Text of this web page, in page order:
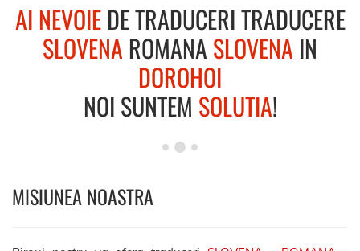
AI NEVOIEDE TRADUCERI TRADUCERE
SLOVENA ROMANA SLOVENA IN
DOROHOI
NOI SUNTEM SOLUTIA!
MISIUNEA NOASTRA